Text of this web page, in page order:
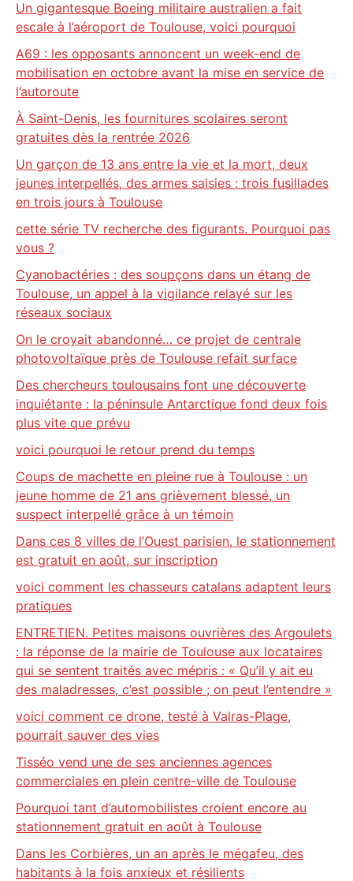
Un gigantesque Boeing militaire australien a fait
escale à l’aéroport de Toulouse, voici pourquoi
A69 : les opposants annoncent un week-end de
mobilisation en octobre avant la mise en service de
l’autoroute
À Saint-Denis, les fournitures scolaires seront
gratuites dès la rentrée 2026
Un garçon de 13 ans entre la vie et la mort, deux
jeunes interpellés, des armes saisies : trois fusillades
en trois jours à Toulouse
cette série TV recherche des figurants. Pourquoi pas
vous ?
Cyanobactéries : des soupçons dans un étang de
Toulouse, un appel à la vigilance relayé sur les
réseaux sociaux
On le croyait abandonné… ce projet de centrale
photovoltaïque près de Toulouse refait surface
Des chercheurs toulousains font une découverte
inquiétante : la péninsule Antarctique fond deux fois
plus vite que prévu
voici pourquoi le retour prend du temps
Coups de machette en pleine rue à Toulouse : un
jeune homme de 21 ans grièvement blessé, un
suspect interpellé grâce à un témoin
Dans ces 8 villes de l’Ouest parisien, le stationnement
est gratuit en août, sur inscription
voici comment les chasseurs catalans adaptent leurs
pratiques
ENTRETIEN. Petites maisons ouvrières des Argoulets
: la réponse de la mairie de Toulouse aux locataires
qui se sentent traités avec mépris : « Qu’il y ait eu
des maladresses, c’est possible ; on peut l’entendre »
voici comment ce drone, testé à Valras-Plage,
pourrait sauver des vies
Tisséo vend une de ses anciennes agences
commerciales en plein centre-ville de Toulouse
Pourquoi tant d’automobilistes croient encore au
stationnement gratuit en août à Toulouse
Dans les Corbières, un an après le mégafeu, des
habitants à la fois anxieux et résilients